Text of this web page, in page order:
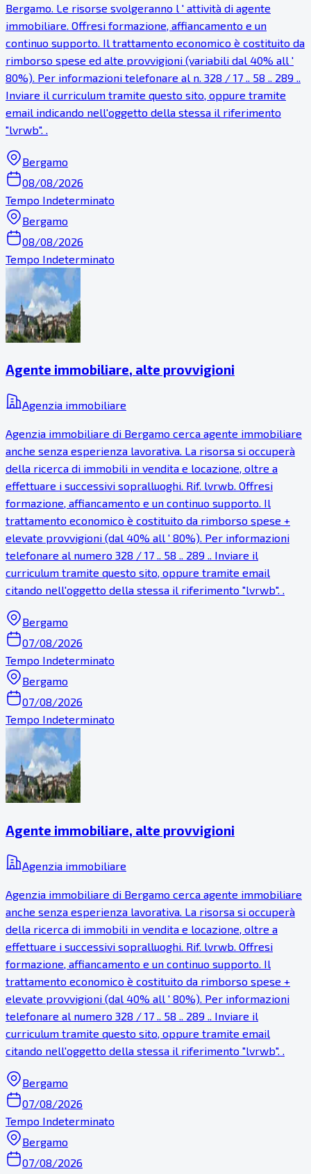
Bergamo. Le risorse svolgeranno l ' attività di agente
immobiliare. Offresi formazione, affiancamento e un
continuo supporto. Il trattamento economico è costituito da
rimborso spese ed alte provvigioni (variabili dal 40% all '
80%). Per informazioni telefonare al n. 328 / 17 .. 58 .. 289 ..
Inviare il curriculum tramite questo sito, oppure tramite
email indicando nell'oggetto della stessa il riferimento
"lvrwb". .
Bergamo
08/08/2026
Tempo Indeterminato
Bergamo
08/08/2026
Tempo Indeterminato
Agente immobiliare, alte provvigioni
Agenzia immobiliare
Agenzia immobiliare di Bergamo cerca agente immobiliare
anche senza esperienza lavorativa. La risorsa si occuperà
della ricerca di immobili in vendita e locazione, oltre a
effettuare i successivi sopralluoghi. Rif. lvrwb. Offresi
formazione, affiancamento e un continuo supporto. Il
trattamento economico è costituito da rimborso spese +
elevate provvigioni (dal 40% all ' 80%). Per informazioni
telefonare al numero 328 / 17 .. 58 .. 289 .. Inviare il
curriculum tramite questo sito, oppure tramite email
citando nell'oggetto della stessa il riferimento "lvrwb". .
Bergamo
07/08/2026
Tempo Indeterminato
Bergamo
07/08/2026
Tempo Indeterminato
Agente immobiliare, alte provvigioni
Agenzia immobiliare
Agenzia immobiliare di Bergamo cerca agente immobiliare
anche senza esperienza lavorativa. La risorsa si occuperà
della ricerca di immobili in vendita e locazione, oltre a
effettuare i successivi sopralluoghi. Rif. lvrwb. Offresi
formazione, affiancamento e un continuo supporto. Il
trattamento economico è costituito da rimborso spese +
elevate provvigioni (dal 40% all ' 80%). Per informazioni
telefonare al numero 328 / 17 .. 58 .. 289 .. Inviare il
curriculum tramite questo sito, oppure tramite email
citando nell'oggetto della stessa il riferimento "lvrwb". .
Bergamo
07/08/2026
Tempo Indeterminato
Bergamo
07/08/2026